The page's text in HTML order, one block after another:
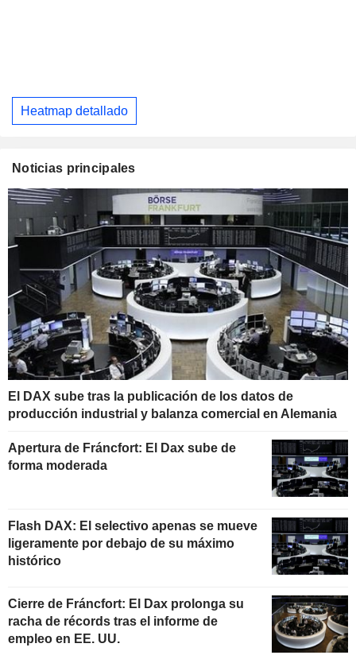
Heatmap detallado
Noticias principales
El DAX sube tras la publicación de los datos de
producción industrial y balanza comercial en Alemania
Apertura de Fráncfort: El Dax sube de
forma moderada
Flash DAX: El selectivo apenas se mueve
ligeramente por debajo de su máximo
histórico
Cierre de Fráncfort: El Dax prolonga su
racha de récords tras el informe de
empleo en EE. UU.